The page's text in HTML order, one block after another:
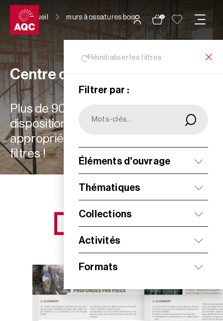
Panneau de gestion des cookies
0
Accueil murs à ossatures bois
Réinitialiser les filtres
Filtrer par :
Éléments d'ouvrage
Thématiques
Collections
Activités
Formats
Centre de ressources
Plus de 900 ressources à votre
disposition : choisissez les plus
appropriées à vos besoins grâce aux
filtres !
NOS NOUVEAUTÉS